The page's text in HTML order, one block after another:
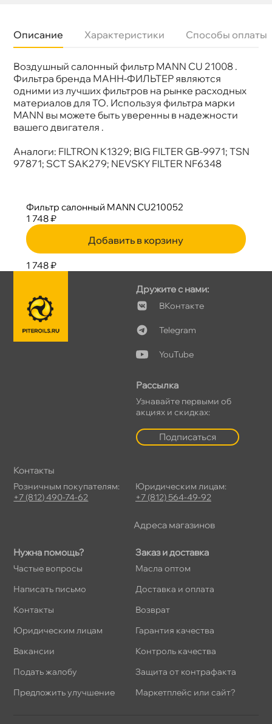
Описание Характеристики Способы оплаты
оздушный салонный фильтр MANN CU 21008 .
Фильтра бренда МАНН-ФИЛЬТЕР являются
одними из лучших фильтров на рынке расходных
материалов для ТО. Используя фильтра марки
MANN вы можете быть уверенны в надежности
ашего двигателя .
Аналоги: FILTRON K1329; BIG FILTER GB-9971; TSN
97871; SCT SAK279; NEVSKY FILTER NF6348
Бренд
MANN-FILTER
Артикул
CU 21 005-2
Фильтр салонный MANN CU210052
1 748 ₽
Добавить в корзину
1 748 ₽
Нужна помощь?
Частые вопросы
Написать письмо
Контакты
Юридическим лицам
акансии
Подать жалобу
Предложить улучшение
Заказ и доставка
Масла оптом
Доставка и оплата
озврат
Гарантия качества
Контроль качества
Защита от контрафакта
Маркетплейс или сайт?
Дружите с нами:
Контакте
Telegram
YouTube
Рассылка
Узнавайте первыми о
акциях и скидках:
Подписаться
Контакты
Розничным покупателям:
+7 (812) 490-74-62
Юридическим лицам:
+7 (812) 564-49-92
Адреса магазино